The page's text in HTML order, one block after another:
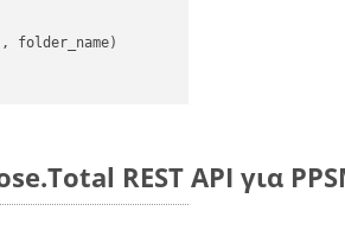
REST API για